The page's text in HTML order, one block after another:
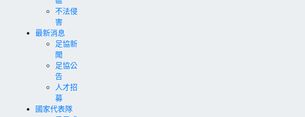
不法侵
害
最新消息
足協新
聞
足協公
告
人才招
募
國家代表隊